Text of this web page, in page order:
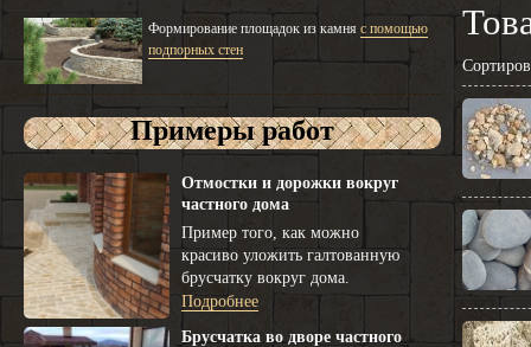
Формирование площадок из камня с помощью
подпорных стен
Примеры работ
Отмостки и дорожки вокруг
частного дома
Пример того, как можно
красиво уложить галтованную
брусчатку вокруг дома.
Подробнее
Брусчатка во дворе частного